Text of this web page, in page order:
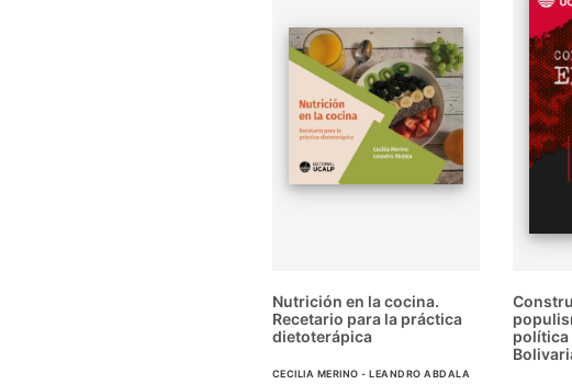
Nutrición en la cocina.
Recetario para la práctica
dietoterápica
CECILIA MERINO - LEANDRO ABDALA
política